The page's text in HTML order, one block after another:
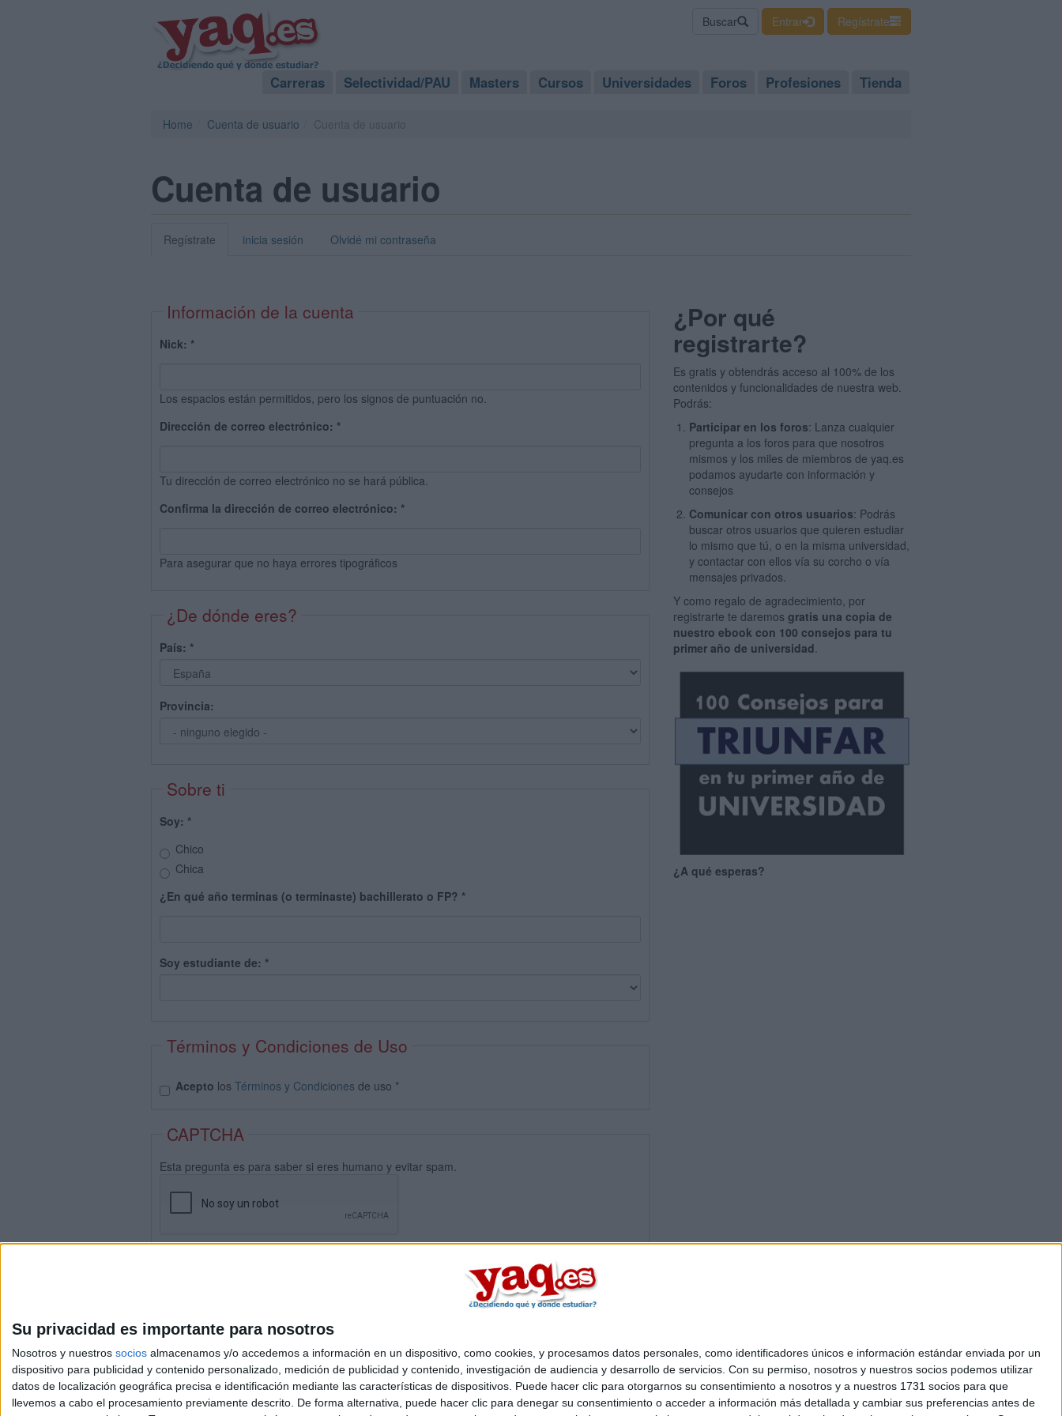
Su privacidad es importante para nosotros
Nosotros y nuestros socios almacenamos y/o accedemos a información en un dispositivo, como cookies, y procesamos datos personales, como identificadores únicos e información estándar enviada por un
dispositivo para publicidad y contenido personalizado, medición de publicidad y contenido, investigación de audiencia y desarrollo de servicios. Con su permiso, nosotros y nuestros socios podemos utilizar
datos de localización geográfica precisa e identificación mediante las características de dispositivos. Puede hacer clic para otorgarnos su consentimiento a nosotros y a nuestros 1731 socios para que
llevemos a cabo el procesamiento previamente descrito. De forma alternativa, puede hacer clic para denegar su consentimiento o acceder a información más detallada y cambiar sus preferencias antes de
Buscar Entrar Regístrate
Carreras Selectividad/PAU Masters Cursos Universidades Foros Profesiones Tienda
Home Cuenta de usuario
Cuenta de usuario
Regístrate inicia sesión Olvidé mi contraseña
Información de la cuenta
Nick: *
Los espacios están permitidos, pero los signos de puntuación no.
Dirección de correo electrónico: *
Tu dirección de correo electrónico no se hará pública.
Confirma la dirección de correo electrónico: *
Para asegurar que no haya errores tipográficos
¿De dónde eres?
País: *
Provincia:
Sobre ti
Soy: *
Chico
Chica
¿En qué año terminas (o terminaste) bachillerato o FP? *
Soy estudiante de: *
Términos y Condiciones de Uso
Acepto los Términos y Condiciones de uso *
CAPTCHA
Esta pregunta es para saber si eres humano y evitar spam.
¿Por qué
registrarte?
Es gratis y obtendrás acceso al 100% de los
contenidos y funcionalidades de nuestra web.
Podrás:
Participar en los foros: Lanza cualquier
pregunta a los foros para que nosotros
mismos y los miles de miembros de yaq.es
podamos ayudarte con información y
consejos
Comunicar con otros usuarios: Podrás
buscar otros usuarios que quieren estudiar
lo mismo que tú, o en la misma universidad,
y contactar con ellos vía su corcho o vía
mensajes privados.
Y como regalo de agradecimiento, por
registrarte te daremosgratis una copia de
nuestro ebook con 100 consejos para tu
primer año de universidad.
¿A qué esperas?
Quiénes somos |Contactar| Anúnciate
Aviso legal|Politica de privacidad|Condiciones generales|Política de cookies